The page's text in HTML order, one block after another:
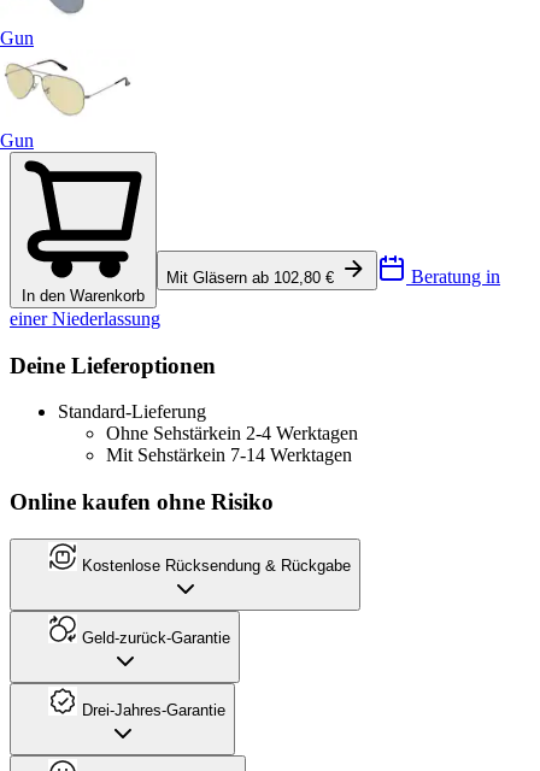
Gun
Gun
In den Warenkorb
Mit Gläsern ab 102,80 € Beratung in
einer Niederlassung
Deine Lieferoptionen
Standard-Lieferung
Ohne Sehstärkein 2-4 Werktagen
Mit Sehstärkein 7-14 Werktagen
Online kaufen ohne Risiko
Kostenlose Rücksendung & Rückgabe
Geld-zurück-Garantie
Drei-Jahres-Garantie